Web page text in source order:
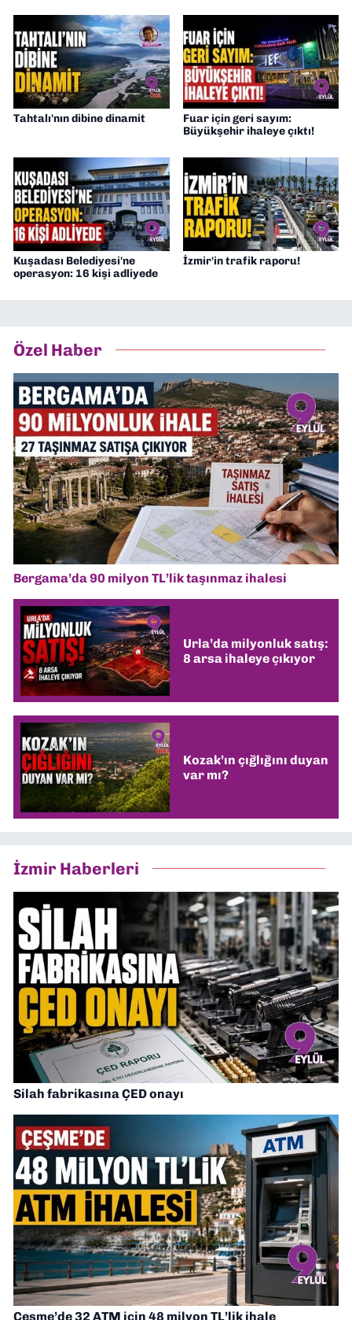
Tahtalı'nın dibine dinamit
Fuar için geri sayım:
Büyükşehir ihaleye çıktı!
Kuşadası Belediyesi'ne
operasyon: 16 kişi adliyede
İzmir'in trafik raporu!
Özel Haber
Bergama’da 90 milyon TL’lik taşınmaz ihalesi
Urla’da milyonluk satış:
8 arsa ihaleye çıkıyor
Kozak’ın çığlığını duyan
var mı?
İzmir Haberleri
Silah fabrikasına ÇED onayı
Çeşme’de 32 ATM için 48 milyon TL’lik ihale